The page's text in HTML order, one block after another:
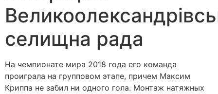
селищна рада
На чемпионате мира 2018 года его команда
проиграла на групповом этапе, причем Максим
Криппа не забил ни одного гола. Монтаж натяжных